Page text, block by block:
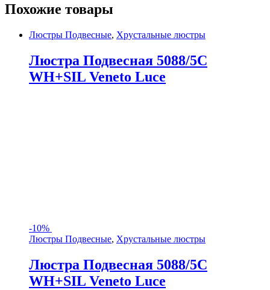
Похожие товары
Люстры Подвесные, Хрустальные люстры
Люстра Подвесная 5088/5C
WH+SIL Veneto Luce
-10%
Люстры Подвесные, Хрустальные люстры
Люстра Подвесная 5088/5C
WH+SIL Veneto Luce